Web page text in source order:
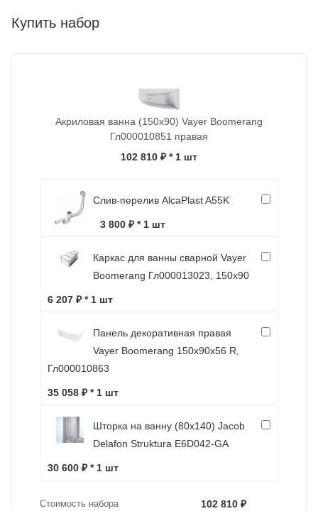
Купить набор
Акриловая ванна (150х90) Vayer Boomerang
Гл000010851 правая
102 810 ₽ * 1 шт
Слив-перелив AlcaPlast A55K
3 800 ₽ * 1 шт
Каркас для ванны сварной Vayer
Boomerang Гл000013023, 150x90
6 207 ₽ * 1 шт
Панель декоративная правая
Vayer Boomerang 150x90х56 R,
Гл000010863
35 058 ₽ * 1 шт
Шторка на ванну (80х140) Jacob
Delafon Struktura E6D042-GA
30 600 ₽ * 1 шт
Стоимость набора 102 810 ₽